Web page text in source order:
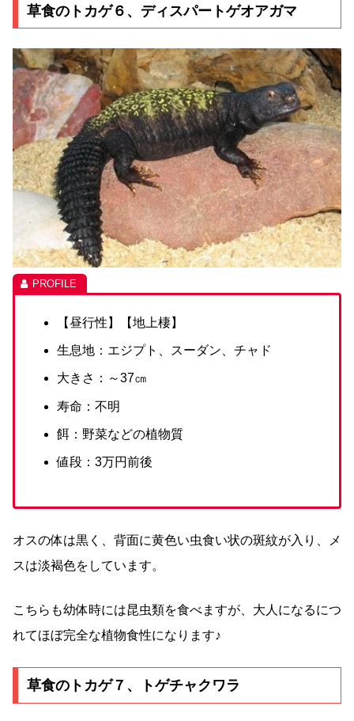
草食のトカゲ６、ディスパートゲオアガマ
【昼行性】【地上棲】
生息地：エジプト、スーダン、チャド
大きさ：～37㎝
寿命：不明
餌：野菜などの植物質
値段：3万円前後
オスの体は黒く、背面に黄色い虫食い状の斑紋が入り、メ
スは淡褐色をしています。
こちらも幼体時には昆虫類を食べますが、大人になるにつ
れてほぼ完全な植物食性になります♪
草食のトカゲ７、トゲチャクワラ